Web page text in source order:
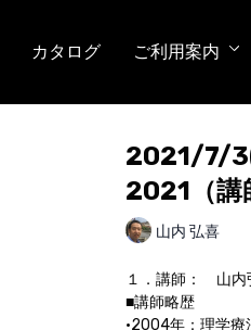
カタログ ご利用案内
2021/7/3(
2021（講
山内 弘喜
１．講師： 山内
■講師略歴
•2004年：理学療